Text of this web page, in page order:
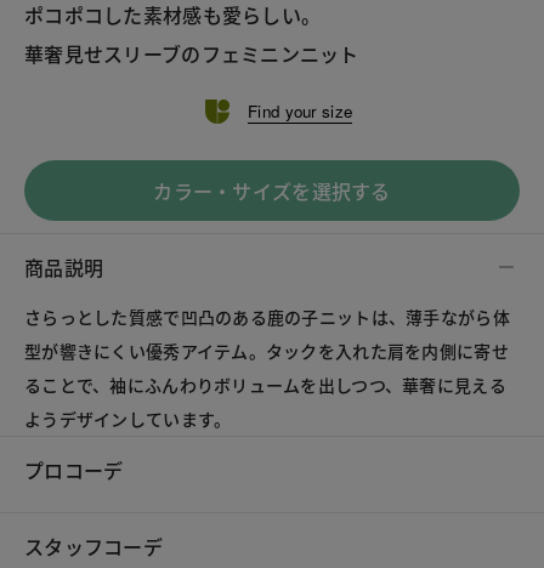
ポコポコした素材感も愛らしい。
華奢見せスリーブのフェミニンニット
Find your size
カラー・サイズを選択する
商品説明
さらっとした質感で凹凸のある鹿の子ニットは、薄手ながら体
型が響きにくい優秀アイテム。タックを入れた肩を内側に寄せ
ることで、袖にふんわりボリュームを出しつつ、華奢に見える
ようデザインしています。
プロコーデ
スタッフコーデ
LINE X メール